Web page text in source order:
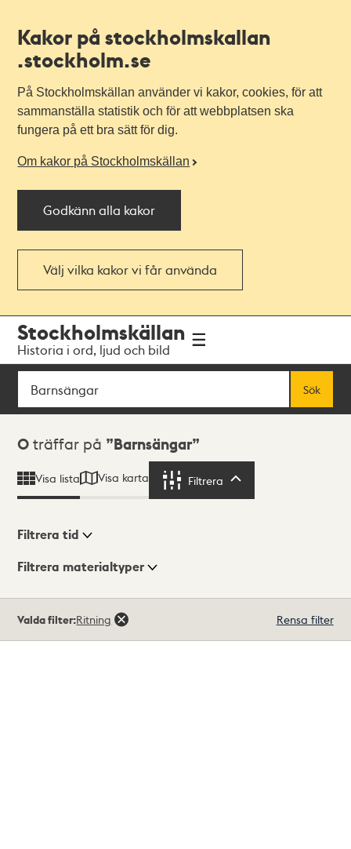
Kakor på stockholmskallan
.stockholm.se
På Stockholmskällan använder vi kakor, cookies, för att
sammanställa statistik och för att webbplatsen ska
fungera på ett bra sätt för dig.
Om kakor på Stockholmskällan
Godkänn alla kakor
Välj vilka kakor vi får använda
navigationen
huvudinnehållet
Stockholmskällan
Historia i ord, ljud och bild
Sök
Sök
Sökresultat
0 träffar på Barnsängar
Visa lista Visa karta Filtrera
Visningsläge
Filtrera tid
Filtrera materialtyper
träffar
Valda filter:Ritning Rensa filter